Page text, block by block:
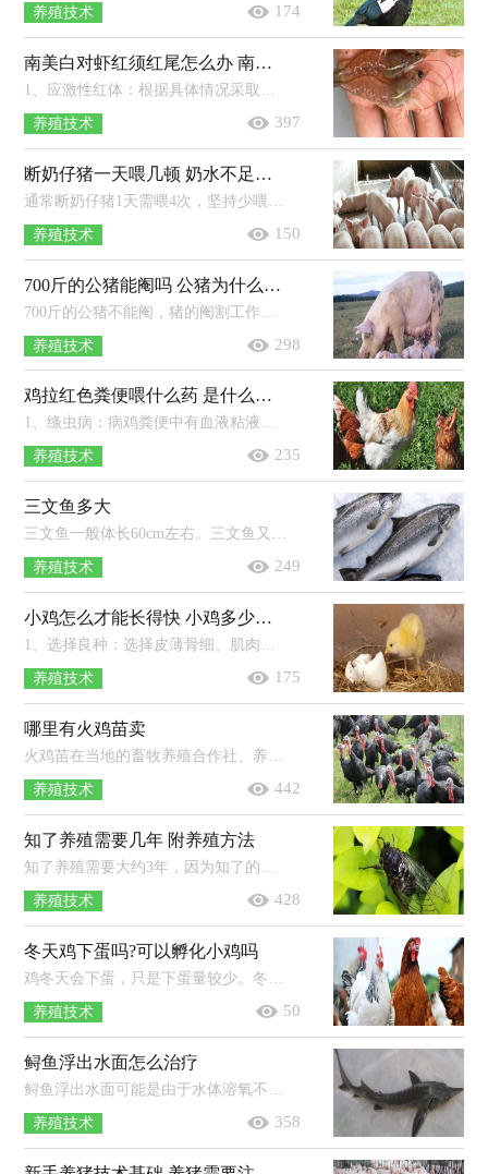
养殖技术 174
南美白对虾红须红尾怎么办 南美白对虾和基围虾的区别
养殖技术 397
断奶仔猪一天喂几顿 奶水不足吃什么下奶快
养殖技术 150
700斤的公猪能阉吗 公猪为什么要阉割
养殖技术 298
鸡拉红色粪便喂什么药 是什么原因导致的
1、绦虫病：病鸡粪便中有血液粘液混有白色绦虫节片，需要对鸡群进行集体驱虫。2、鸡肠毒症：鸡拉稀，粪便呈烂西红柿样式，有乱跑乱撞等症状...
养殖技术 235
三文鱼多大
三文鱼一般体长60cm左右。三文鱼又名大马哈鱼、鲑鱼、撒蒙鱼，隶属硬骨鱼纲、鲑形目、鲑属，主要分布于大西洋与太平洋、北冰洋交界的...
养殖技术 249
小鸡怎么才能长得快 小鸡多少天可以孵化出来
1、选择良种：选择皮薄骨细、肌肉丰满、肉质鲜美、抗逆性强的地方品种作为养殖对象，比如白羽肉鸡、黄羽肉鸡。2、控制温度：养殖过程中...
养殖技术 175
哪里有火鸡苗卖
火鸡苗在当地的畜牧养殖合作社、养鸡场等地都有购买，但选择有省级或省级以上《种畜禽生产经营许可证》的正规火鸡苗养殖场购买为佳...
养殖技术 442
知了养殖需要几年 附养殖方法
知了养殖需要大约3年，因为知了的若虫，也就是幼虫需要在地底生活2-3年。养殖方法：1、提供有营养的树林：培育阔叶树的苗木，将有卵的枝条...
养殖技术 428
冬天鸡下蛋吗?可以孵化小鸡吗
鸡冬天会下蛋，只是下蛋量较少。冬天气温比较低，可以在鸡舍内增加一些保温设施，只有提高鸡舍里面的温度，鸡才会感受到温暖，从而多下蛋。...
养殖技术 50
鲟鱼浮出水面怎么治疗
鲟鱼浮出水面可能是由于水体溶氧不足所致，应及时打开增氧设备。鲟鱼对水体溶氧要求较高，必须保持整个池中的溶解氧达到6mg/L以上。...
养殖技术 358